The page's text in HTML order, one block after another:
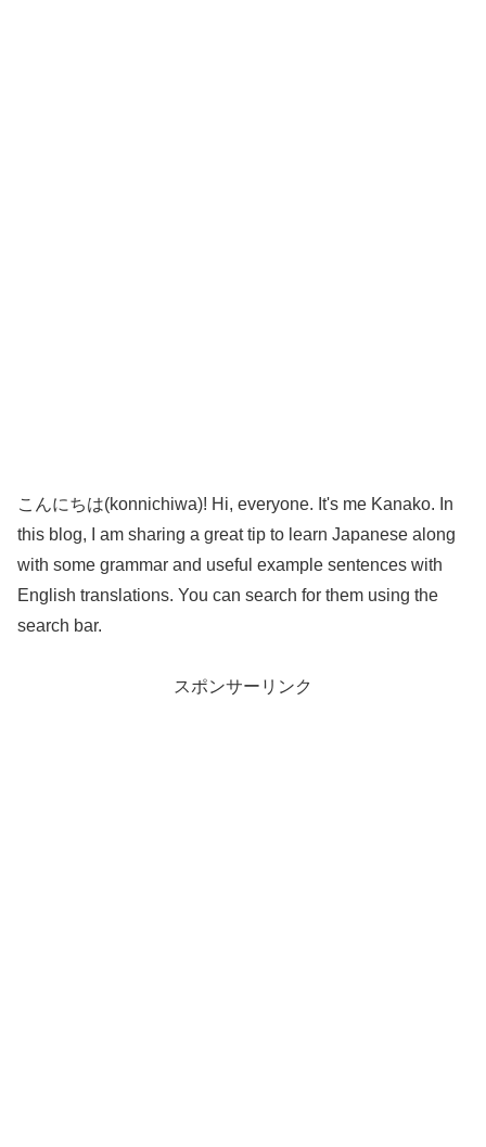
こんにちは(konnichiwa)! Hi, everyone. It's me Kanako. In
this blog, I am sharing a great tip to learn Japanese along
with some grammar and useful example sentences with
English translations. You can search for them using the
search bar.
スポンサーリンク